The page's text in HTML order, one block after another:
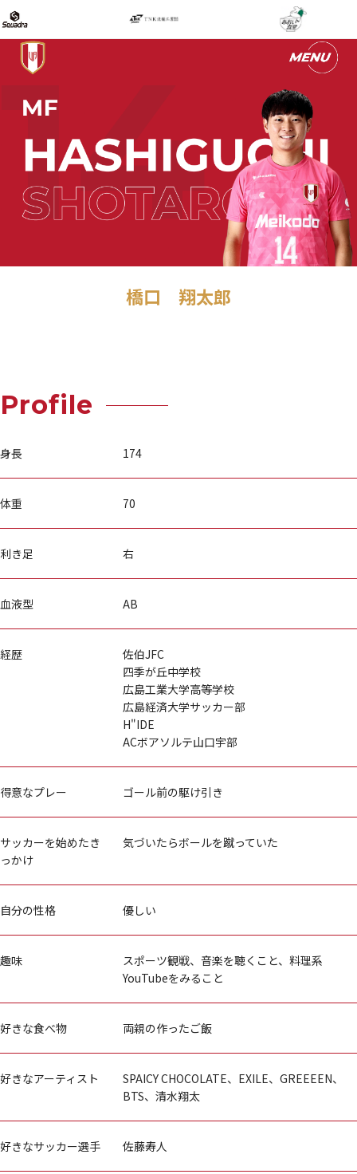
橋口 翔太郎
Profile
身長 174
体重 70
利き足 右
血液型 AB
経歴
佐伯JFC
四季が丘中学校
広島工業大学高等学校
広島経済大学サッカー部
H"IDE
ACボアソルテ山口宇部
得意なプレー ゴール前の駆け引き
サッカーを始めたき
っかけ
気づいたらボールを蹴っていた
自分の性格 優しい
趣味
スポーツ観戦、音楽を聴くこと、料理系
YouTubeをみること
好きな食べ物 両親の作ったご飯
好きなアーティスト
SPAICY CHOCOLATE、EXILE、GREEEEN、
BTS、清水翔太
好きなサッカー選手 佐藤寿人